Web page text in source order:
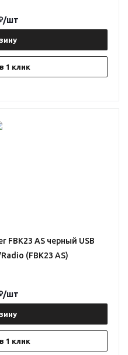
1 клик
/шт
FBK23 AS черный USB
(FBK23 AS)
1 клик
/шт